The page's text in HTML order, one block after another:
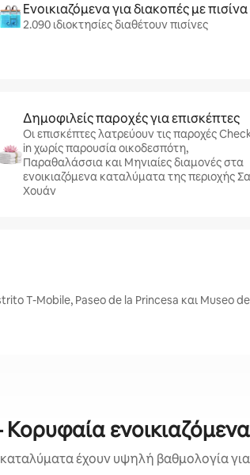
Ενοικιαζόμενα για διακοπές με πισίνα
2.090 ιδιοκτησίες διαθέτουν πισίνες
Δημοφιλείς παροχές για επισκέπτες
Οι επισκέπτες λατρεύουν τις παροχές
in χωρίς παρουσία οικοδεσπότη,
Παραθαλάσσια και Μηνιαίες διαμονές στα
ενοικιαζόμενα καταλύματα της περιοχής
Χουάν
T-Mobile, Paseo de la Princesa και Museo
έχουν υψηλή βαθμολογία